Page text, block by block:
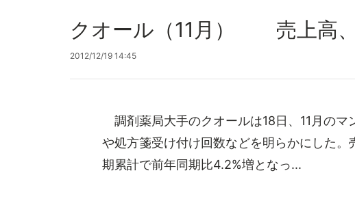
クオール（11月） 売上高、
2012/12/19 14:45
調剤薬局大手のクオールは18日、11月の
や処方箋受け付け回数などを明らかにした
期累計で前年同期比4.2%増となっ...